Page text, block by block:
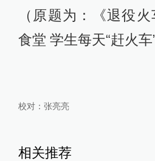
（原题为：《退役
食堂 学生每天“赶火车
校对： 张亮亮
相关推荐